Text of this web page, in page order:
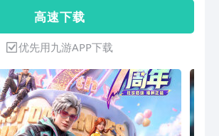
多生存机会只为带给你不一样的游戏激
情！战斗全方位打响，你是猎手，也是猎
物，一切尽在转瞬之间！ 游戏中玩家需
要在短时间内通过自由选址、收集物资、
装备武器、挑战丧尸、最后争夺胜利徽
章！在高
高 速 下 载
优先用九游APP下载